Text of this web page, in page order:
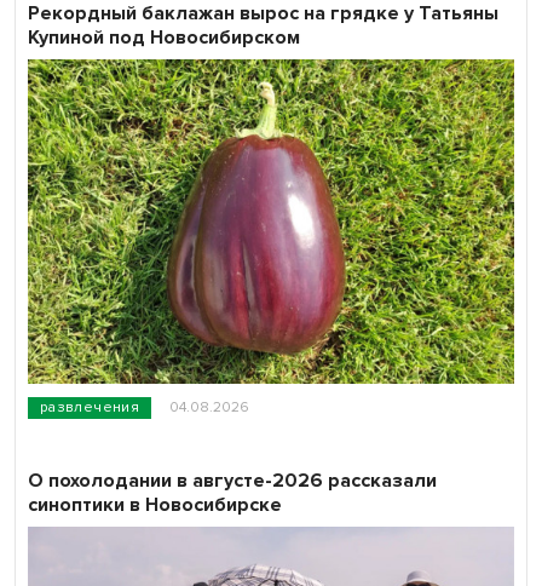
развлечения 04.08.2026
Рекордный баклажан вырос на грядке у Татьяны
Купиной под Новосибирском
О похолодании в августе-2026 рассказали
синоптики в Новосибирске